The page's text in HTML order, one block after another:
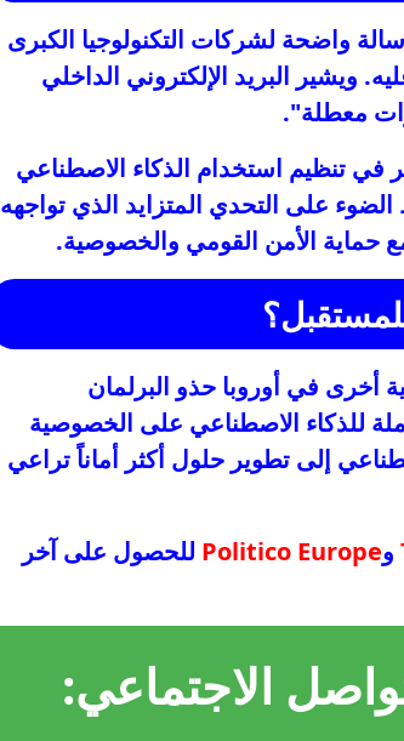
واضحة لشركات التكنولوجيا الكبرى
ويشير البريد الإلكتروني الداخلي
معطلة".
في تنظيم استخدام الذكاء الاصطناعي
على التحدي المتزايد الذي تواجهه
حماية الأمن القومي والخصوصية.
في أوروبا حذو البرلمان
للذكاء الاصطناعي على الخصوصية
إلى تطوير حلول أكثر أماناً تراعي
وPolitico Europe للحصول على آخر
الاجتماعي: